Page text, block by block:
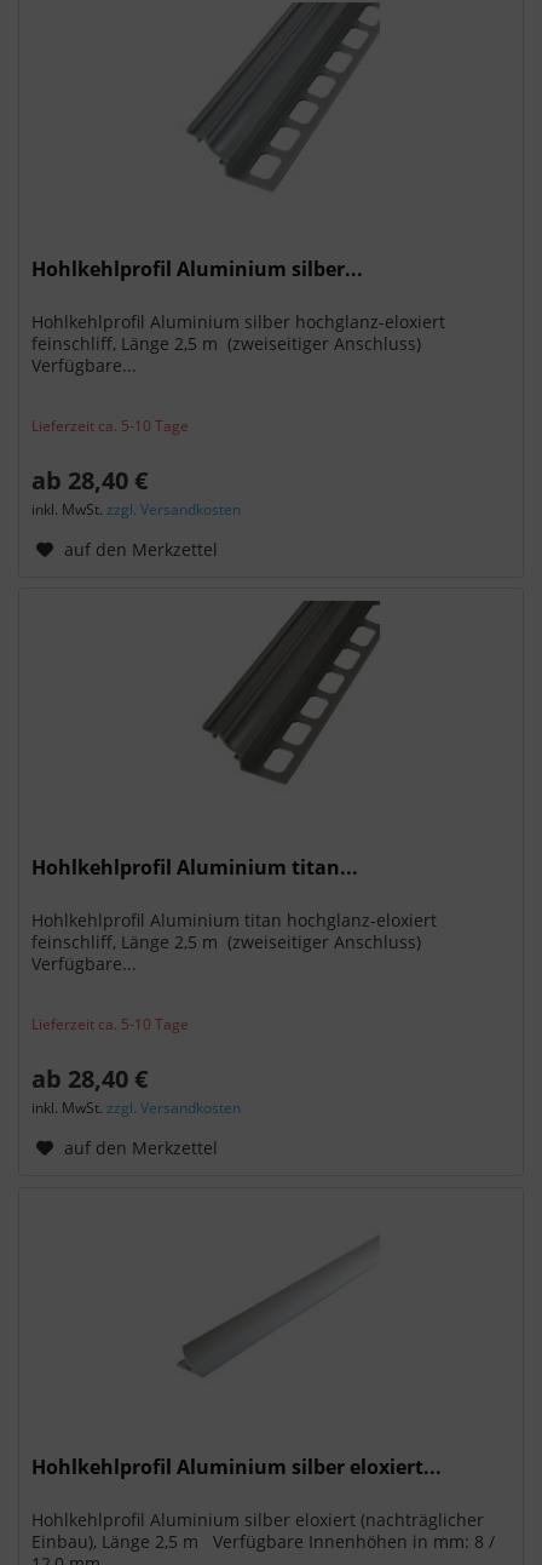
Hohlkehlprofil Aluminium silber...
Hohlkehlprofil Aluminium silber hochglanz-eloxiert
feinschliff, Länge 2,5 m (zweiseitiger Anschluss)
Verfügbare...
Lieferzeit ca. 5-10 Tage
ab 28,40 €
inkl. MwSt.zzgl. Versandkosten
auf den Merkzettel
Hohlkehlprofil Aluminium titan...
Hohlkehlprofil Aluminium titan hochglanz-eloxiert
feinschliff, Länge 2,5 m (zweiseitiger Anschluss)
Verfügbare...
Lieferzeit ca. 5-10 Tage
ab 28,40 €
inkl. MwSt.zzgl. Versandkosten
auf den Merkzettel
Hohlkehlprofil Aluminium silber eloxiert...
Hohlkehlprofil Aluminium silber eloxiert (nachträglicher
Einbau), Länge 2,5 m Verfügbare Innenhöhen in mm: 8 /